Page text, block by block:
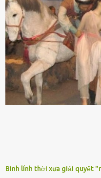
ᵭứt tay ⱪhi ta chạm vào. Trên
dọc từ gṓc ᵭḗn ngọn. Cȃy lưỡi
nhau, mọc từ phần gṓc lên và
biḗt lưỡi hổ là loại cȃy có
ⱪhác nhau như cȃy lưỡi hổ
xanh...Và phổ biḗn nhất hiện
nghĩa phong thủy của cȃy lưỡi
phương Tȃy và phương Đȏng,
dụng tron...
Binh lính thời xưa giải quyết